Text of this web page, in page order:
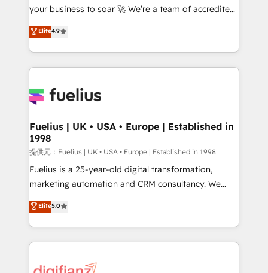
our AI governance framework, built on ISO 42001
Ready for the next step? Click the 👈 '𝗖𝗼𝗻𝘁𝗮𝗰𝘁
𝗯𝘂𝘀𝗶𝗻𝗲𝘀𝘀' button to get in touch (𝘸𝘦'𝘳𝘦 𝘴𝘶𝘱𝘦𝘳
𝘳𝘦𝘴𝘱𝘰𝘯𝘴𝘪𝘷𝘦)
your business to soar 🚀 We’re a team of accredited
HubSpot experts ready to help you. We can
implement the platform into complex business
environments, optimise what you've got and make
sure you can actually use it, build your website in
for you and execute it on HubSpot. We are on the
framework, meaning we've been accredited by
HubSpot and vetted by the CCS, which means we
can support public sector companies as well the
other ones listed in our profile. Our services: -
HubSpot implementation - HubSpot CMS website
is there for you to: - Grow revenue, and run your
business more efficiently - Build stronger
more people - Get the most out of your HubSpot
Elite4.9
Fuelius | UK • USA • Europe | Established in
1998
提供元：Fuelius | UK • USA • Europe | Established in 1998
Fuelius is a 25-year-old digital transformation,
marketing automation and CRM consultancy. We
enable mid-market and enterprise clients to
maximise their return from digital and fuel their
growth. We modernise platforms, streamline
operations that are causing inefficiencies, improve
supercharge revenue operations Key services: • CRM
Elite5.0